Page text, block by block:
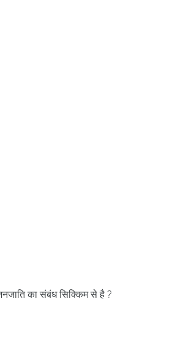
का संबंध सिक्किम से है ?